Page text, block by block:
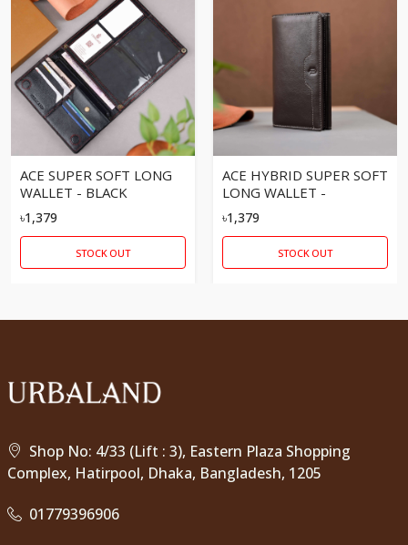
ACE SUPER SOFT LONG
WALLET - BLACK
৳1,379
STOCK OUT
ACE HYBRID SUPER SOFT
LONG WALLET -
CHOCOLATE
৳1,379
STOCK OUT
Shop No: 4/33 (Lift : 3), Eastern Plaza Shopping
Complex, Hatirpool, Dhaka, Bangladesh, 1205
01779396906